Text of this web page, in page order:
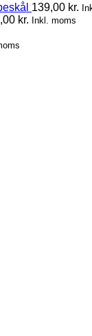
139,00 kr.
kr. Inkl. moms